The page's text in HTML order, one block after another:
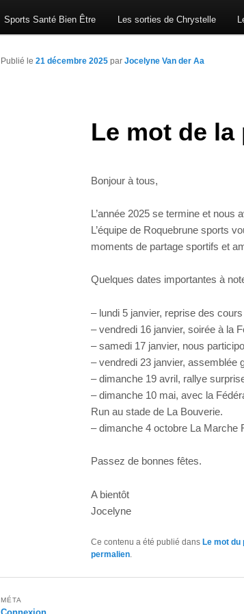
Sports Santé Bien Être Les sorties de Chrystelle
Le mot de
Publié le 21 décembre 2025 par Jocelyne Van der Aa
Bonjour à tous,
L’année 2025 se termine et nous
L’équipe de Roquebrune sports
moments de partage sportifs et
Quelques dates importantes à
– lundi 5 janvier, reprise des cours
– vendredi 16 janvier, soirée à la
– samedi 17 janvier, nous
– vendredi 23 janvier, assemblée
– dimanche 19 avril, rallye
– dimanche 10 mai, avec la
Run au stade de La Bouverie.
– dimanche 4 octobre La Marche
Passez de bonnes fêtes.
A bientôt
Jocelyne
Ce contenu a été publié dans Le mot du
permalien.
MÉTA